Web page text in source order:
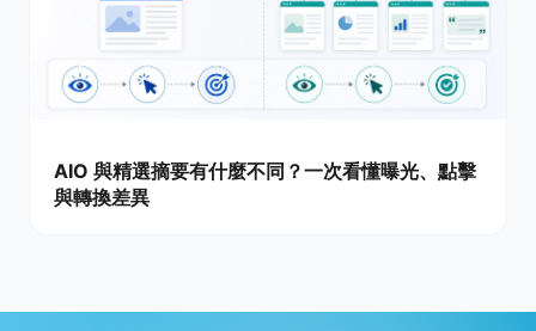
AIO 與精選摘要有什麼不同？一次看懂曝光、點擊
與轉換差異